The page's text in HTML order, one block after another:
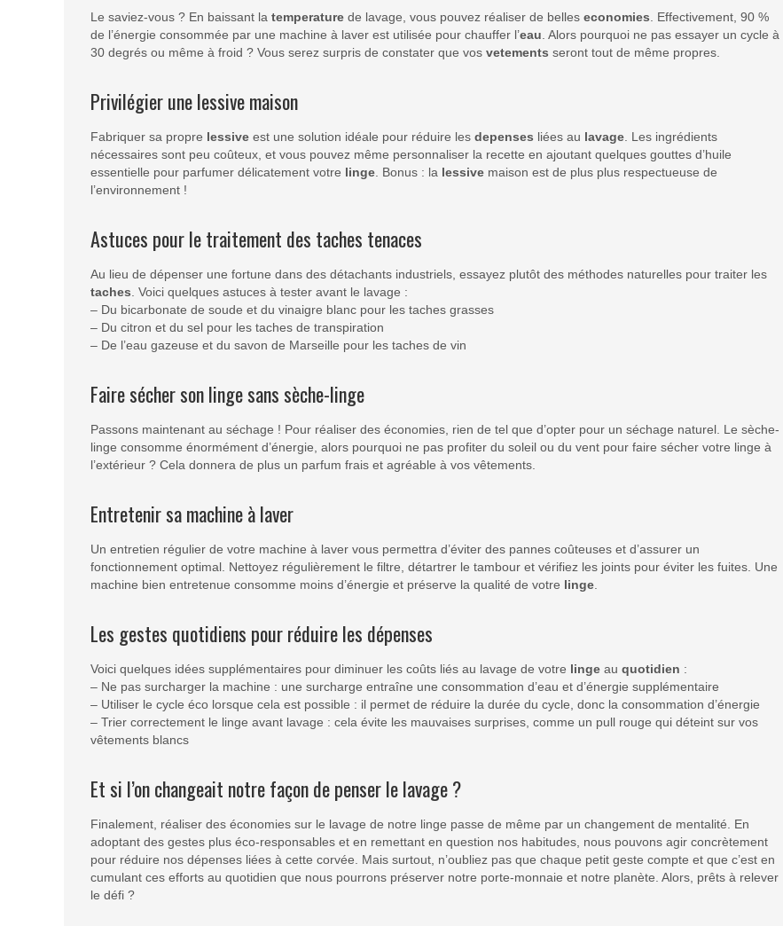
Le saviez-vous ? En baissant la temperature de lavage, vous pouvez réaliser de belles economies. Effectivement, 90 %
de l’énergie consommée par une machine à laver est utilisée pour chauffer l’eau. Alors pourquoi ne pas essayer un cycle à
30 degrés ou même à froid ? Vous serez surpris de constater que vos vetements seront tout de même propres.
Privilégier une lessive maison
Fabriquer sa propre lessive est une solution idéale pour réduire les depenses liées au lavage. Les ingrédients
nécessaires sont peu coûteux, et vous pouvez même personnaliser la recette en ajoutant quelques gouttes d’huile
essentielle pour parfumer délicatement votre linge. Bonus : la lessive maison est de plus plus respectueuse de
l’environnement !
Astuces pour le traitement des taches tenaces
Au lieu de dépenser une fortune dans des détachants industriels, essayez plutôt des méthodes naturelles pour traiter les
taches. Voici quelques astuces à tester avant le lavage :
– Du bicarbonate de soude et du vinaigre blanc pour les taches grasses
– Du citron et du sel pour les taches de transpiration
– De l’eau gazeuse et du savon de Marseille pour les taches de vin
Faire sécher son linge sans sèche-linge
Passons maintenant au séchage ! Pour réaliser des économies, rien de tel que d’opter pour un séchage naturel. Le sèche-
linge consomme énormément d’énergie, alors pourquoi ne pas profiter du soleil ou du vent pour faire sécher votre linge à
l’extérieur ? Cela donnera de plus un parfum frais et agréable à vos vêtements.
Entretenir sa machine à laver
Un entretien régulier de votre machine à laver vous permettra d’éviter des pannes coûteuses et d’assurer un
fonctionnement optimal. Nettoyez régulièrement le filtre, détartrer le tambour et vérifiez les joints pour éviter les fuites. Une
machine bien entretenue consomme moins d’énergie et préserve la qualité de votre linge.
Les gestes quotidiens pour réduire les dépenses
Voici quelques idées supplémentaires pour diminuer les coûts liés au lavage de votre linge au quotidien :
– Ne pas surcharger la machine : une surcharge entraîne une consommation d’eau et d’énergie supplémentaire
– Utiliser le cycle éco lorsque cela est possible : il permet de réduire la durée du cycle, donc la consommation d’énergie
– Trier correctement le linge avant lavage : cela évite les mauvaises surprises, comme un pull rouge qui déteint sur vos
vêtements blancs
Et si l’on changeait notre façon de penser le lavage ?
Finalement, réaliser des économies sur le lavage de notre linge passe de même par un changement de mentalité. En
adoptant des gestes plus éco-responsables et en remettant en question nos habitudes, nous pouvons agir concrètement
pour réduire nos dépenses liées à cette corvée. Mais surtout, n’oubliez pas que chaque petit geste compte et que c’est en
cumulant ces efforts au quotidien que nous pourrons préserver notre porte-monnaie et notre planète. Alors, prêts à relever
le défi ?